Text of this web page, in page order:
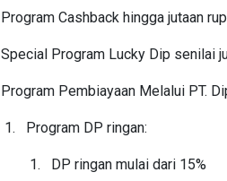
Program Cashback hingga jutaan
Special Program Lucky Dip senilai
Program Pembiayaan Melalui PT.
Program DP ringan:
DP ringan mulai dari 15%